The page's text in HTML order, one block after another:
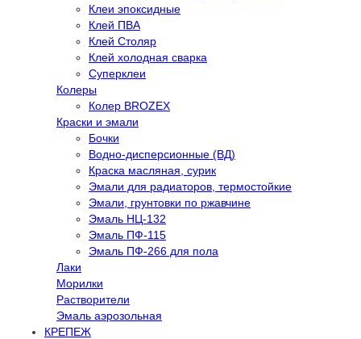
Клеи эпоксидные
Клей ПВА
Клей Столяр
Клей холодная сварка
Суперклеи
Колеры
Колер BROZEX
Краски и эмали
Бочки
Водно-дисперсионные (ВД)
Краска масляная, сурик
Эмали для радиаторов, термостойкие
Эмали, грунтовки по ржавчине
Эмаль НЦ-132
Эмаль ПФ-115
Эмаль ПФ-266 для пола
Лаки
Морилки
Растворители
Эмаль аэрозольная
КРЕПЕЖ